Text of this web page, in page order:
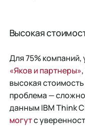
Высокая
Для 75%
«Яков и партнеры»
высокая
проблема —
данным IBM Think
могутс